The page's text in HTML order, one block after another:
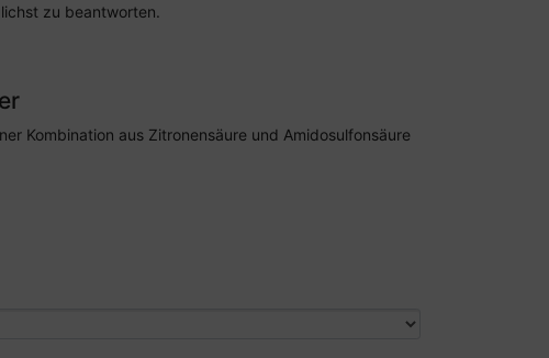
zu beantworten.
Kombination aus Zitronensäure und Amidosulfonsäure